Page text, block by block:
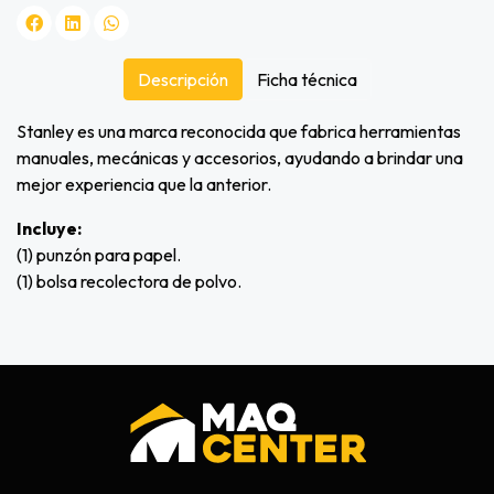
Stanley es una marca reconocida que fabrica herramientas
manuales, mecánicas y accesorios, ayudando a brindar una
mejor experiencia que la anterior.
Incluye:
(1) punzón para papel.
(1) bolsa recolectora de polvo.
Descripción Ficha técnica